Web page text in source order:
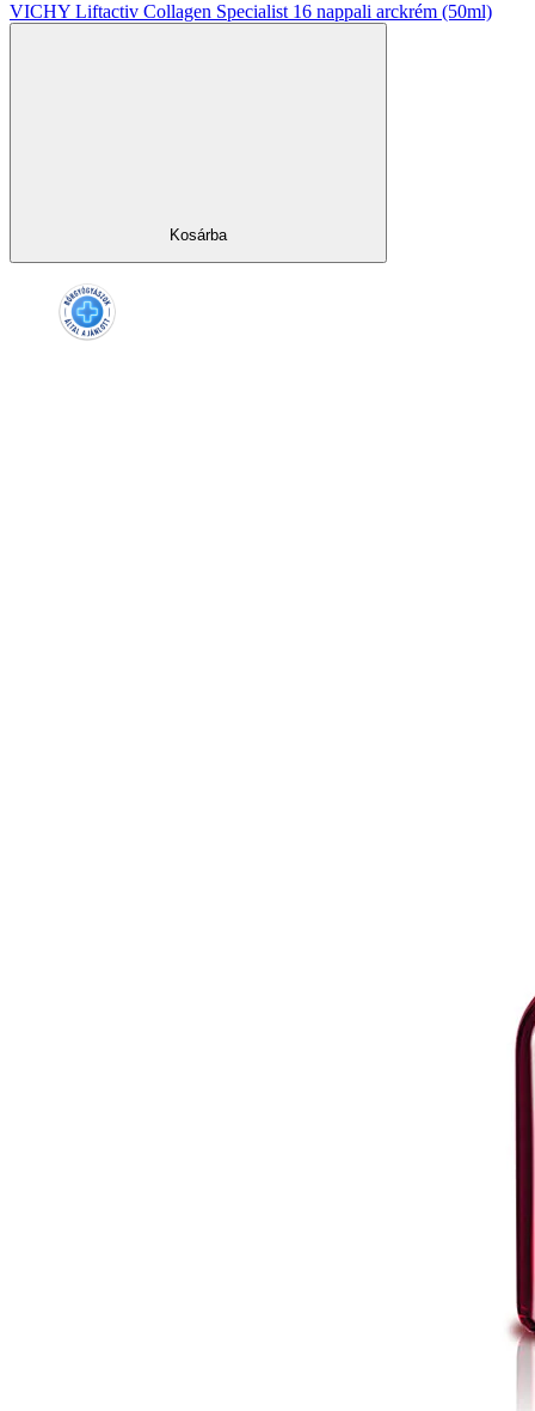
VICHY Liftactiv Collagen Specialist 16 nappali arckrém (50ml)
Kosárba